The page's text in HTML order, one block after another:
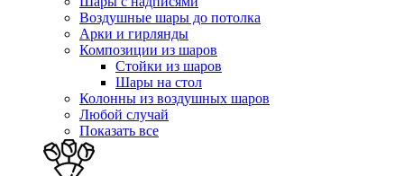
Воздушные шары до потолка
Арки и гирлянды
Композиции из шаров
Стойки из шаров
Шары на стол
Колонны из воздушных шаров
Любой случай
Показать все